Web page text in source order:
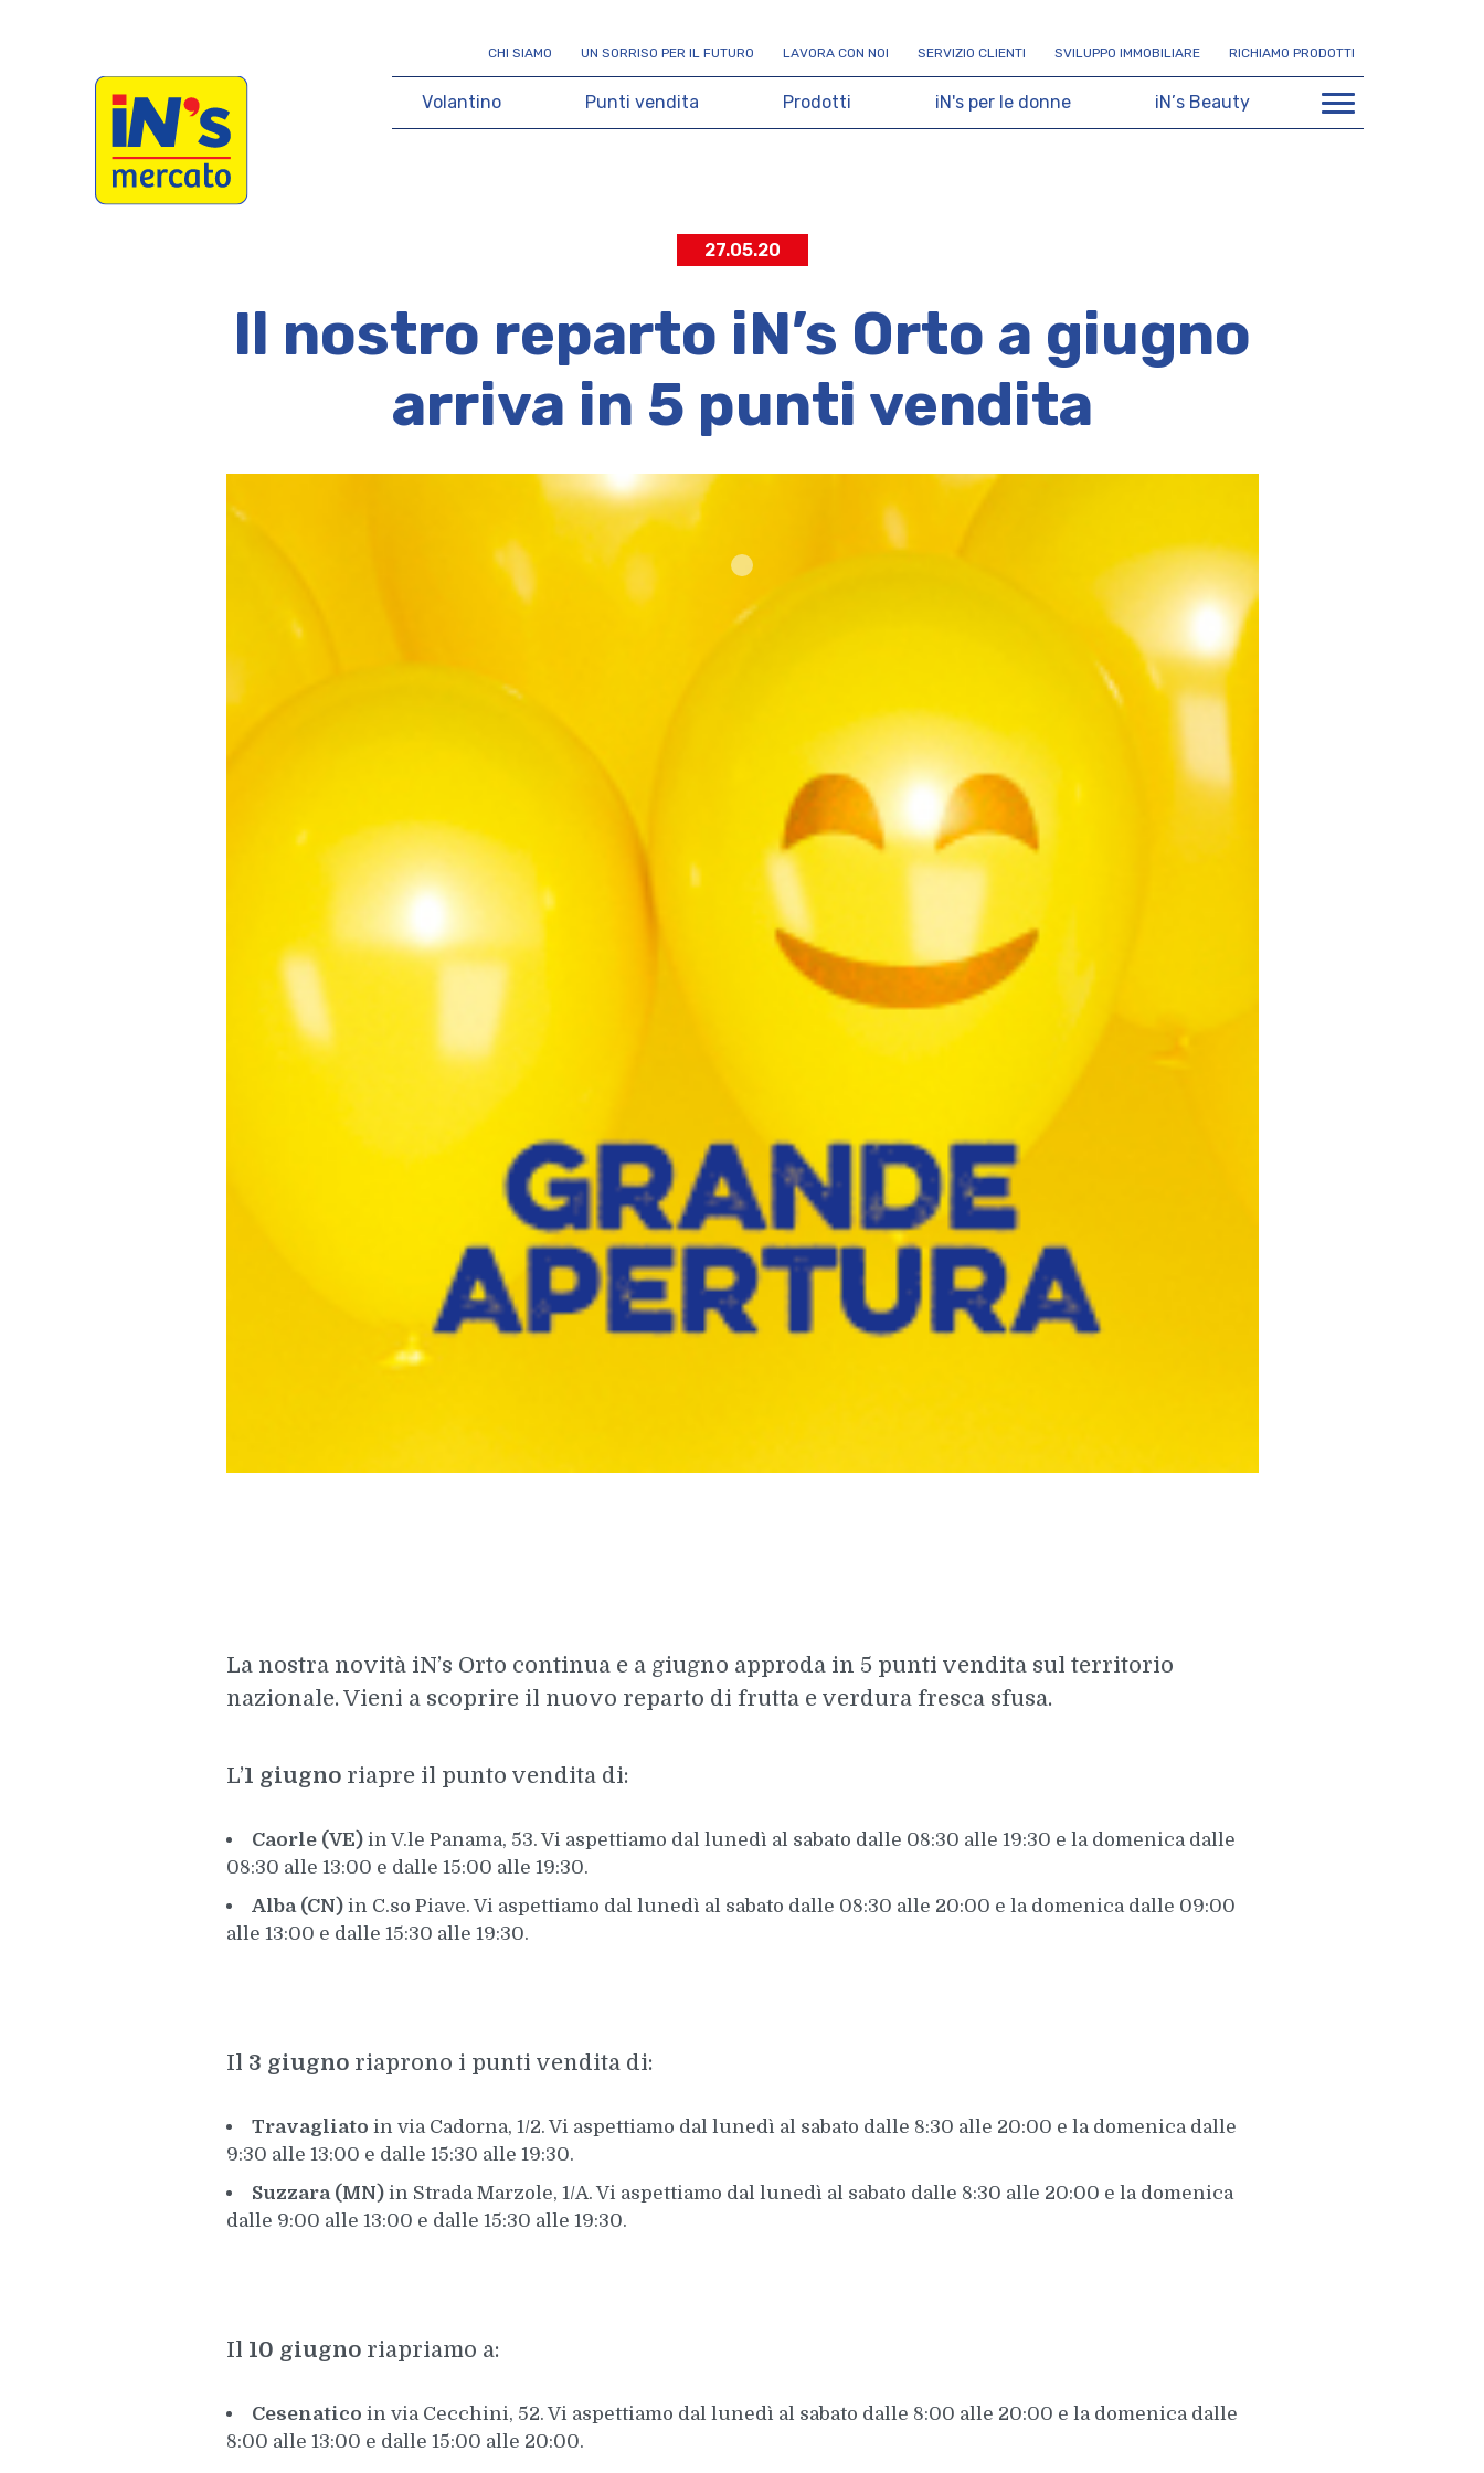
iN's Mercato
CHI SIAMO UN SORRISO PER IL FUTURO LAVORA CON NOI SERVIZIO CLIENTI SVILUPPO IMMOBILIARE RICHIAMO PRODOTTI
Volantino Punti vendita Prodotti iN's per le donne iN’s Beauty
27.05.20
Il nostro reparto iN’s Orto a giugno
arriva in 5 punti vendita
La nostra novità iN’s Orto continua e a giugno approda in 5 punti vendita sul territorio
nazionale. Vieni a scoprire il nuovo reparto di frutta e verdura fresca sfusa.
L’1 giugnoriapre il punto vendita di:
Caorle (VE)in V.le Panama, 53. Vi aspettiamo dal lunedì al sabato dalle 08:30 alle 19:30 e la domenica dalle
08:30 alle 13:00 e dalle 15:00 alle 19:30.
Alba (CN)in C.so Piave. Vi aspettiamo dal lunedì al sabato dalle 08:30 alle 20:00 e la domenica dalle 09:00
alle 13:00 e dalle 15:30 alle 19:30.
Il 3 giugnoriaprono i punti vendita di:
Travagliato in via Cadorna, 1/2. Vi aspettiamo dal lunedì al sabato dalle 8:30 alle 20:00 e la domenica dalle
9:30 alle 13:00 e dalle 15:30 alle 19:30.
Suzzara (MN) in Strada Marzole, 1/A. Vi aspettiamo dal lunedì al sabato dalle 8:30 alle 20:00 e la domenica
dalle 9:00 alle 13:00 e dalle 15:30 alle 19:30.
Il 10 giugnoriapriamo a:
Cesenatico in via Cecchini, 52. Vi aspettiamo dal lunedì al sabato dalle 8:00 alle 20:00 e la domenica dalle
8:00 alle 13:00 e dalle 15:00 alle 20:00.